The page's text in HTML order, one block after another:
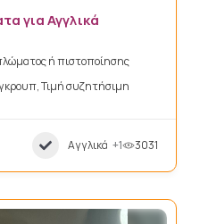
για Αγγλικά
ή πιστοποίησης
Τιμή συζητήσιμη
Αγγλικά +1 3031